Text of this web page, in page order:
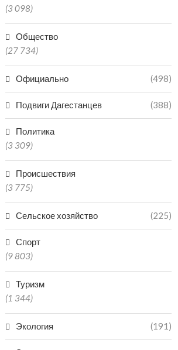
В «КОМАНДУ ДАГЕСТАНА»
07.08.2026
(3 098)
Общество
(27 734)
Официально (498)
Подвиги Дагестанцев (388)
Политика
(3 309)
Происшествия
(3 775)
Сельское хозяйство (225)
Спорт
(9 803)
Туризм
(1 344)
Экология (191)